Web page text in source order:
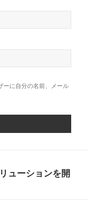
ーに自分の名前、メール
ューションを開